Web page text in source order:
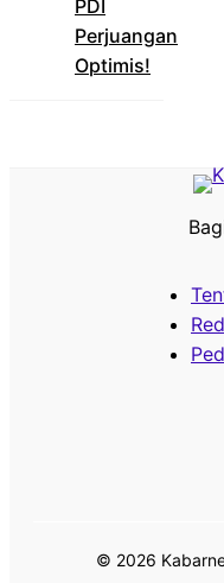
PDI
Perjuangan
Optimis!
© 2026